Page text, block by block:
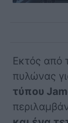
Εκτός από
πυλώνας
τύπου